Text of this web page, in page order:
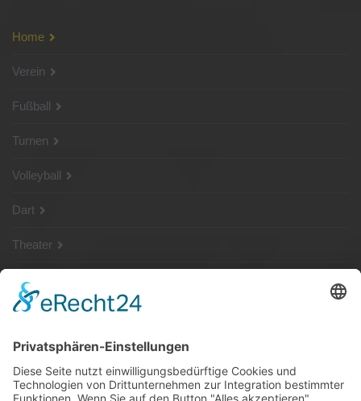
Home
Verein
Fußball
Turnen
Volleyball
Dart
Theater
SG Shop
Sponsoren
Kontakt